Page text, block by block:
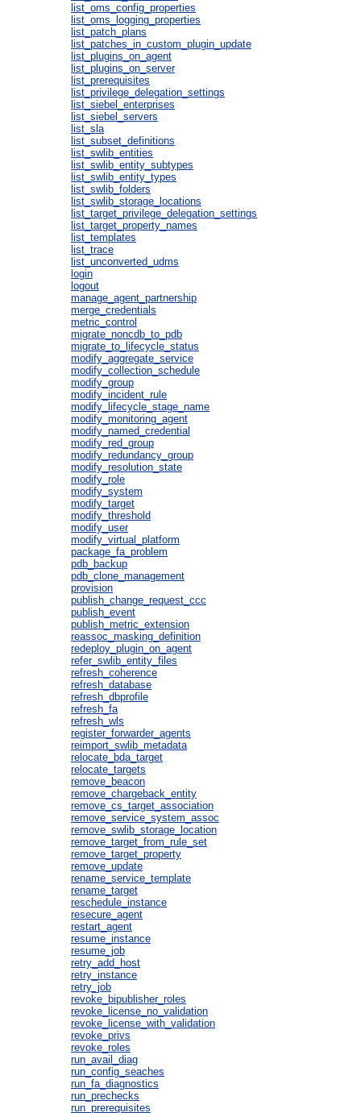
list_oms_config_properties
list_oms_logging_properties
list_patch_plans
list_patches_in_custom_plugin_update
list_plugins_on_agent
list_plugins_on_server
list_prerequisites
list_privilege_delegation_settings
list_siebel_enterprises
list_siebel_servers
list_sla
list_subset_definitions
list_swlib_entities
list_swlib_entity_subtypes
list_swlib_entity_types
list_swlib_folders
list_swlib_storage_locations
list_target_privilege_delegation_settings
list_target_property_names
list_templates
list_trace
list_unconverted_udms
login
logout
manage_agent_partnership
merge_credentials
metric_control
migrate_noncdb_to_pdb
migrate_to_lifecycle_status
modify_aggregate_service
modify_collection_schedule
modify_group
modify_incident_rule
modify_lifecycle_stage_name
modify_monitoring_agent
modify_named_credential
modify_red_group
modify_redundancy_group
modify_resolution_state
modify_role
modify_system
modify_target
modify_threshold
modify_user
modify_virtual_platform
package_fa_problem
pdb_backup
pdb_clone_management
provision
publish_change_request_ccc
publish_event
publish_metric_extension
reassoc_masking_definition
redeploy_plugin_on_agent
refer_swlib_entity_files
refresh_coherence
refresh_database
refresh_dbprofile
refresh_fa
refresh_wls
register_forwarder_agents
reimport_swlib_metadata
relocate_bda_target
relocate_targets
remove_beacon
remove_chargeback_entity
remove_cs_target_association
remove_service_system_assoc
remove_swlib_storage_location
remove_target_from_rule_set
remove_target_property
remove_update
rename_service_template
rename_target
reschedule_instance
resecure_agent
restart_agent
resume_instance
resume_job
retry_add_host
retry_instance
retry_job
revoke_bipublisher_roles
revoke_license_no_validation
revoke_license_with_validation
revoke_privs
revoke_roles
run_avail_diag
run_config_seaches
run_fa_diagnostics
run_prechecks
run_prerequisites